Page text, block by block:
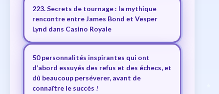
223. Secrets de tournage : la mythique
rencontre entre James Bond et Vesper
Lynd dans Casino Royale
50 personnalités inspirantes qui ont
d’abord essuyés des refus et des échecs, et
dû beaucoup perséverer, avant de
connaître le succès !